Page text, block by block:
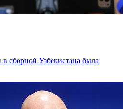
сборной Узбекистана была